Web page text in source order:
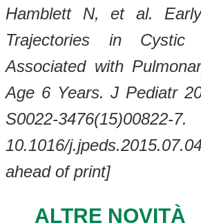
Hamblett N, et al.
Trajectories in Cystic
Associated with
Age 6 Years. J Pediatr
S0022-
10.1016/
ahead of print]
ALTRE NOVITÀ